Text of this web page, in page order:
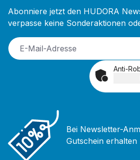
Abonniere jetzt den HUDORA
verpasse keine Sonderaktionen
Anti-
Bei Newsletter-
Gutschein erhalten